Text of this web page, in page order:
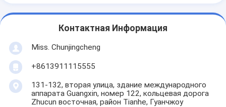
Контактная Информация
Miss. Chunjingcheng
+8613911115555
131-132, вторая улица, здание международного
аппарата Guangxin, номер 122, кольцевая дорога
Zhucun восточная, район Tianhe, Гуанчжоу